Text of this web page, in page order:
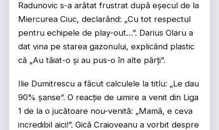
Radunovic s-a arătat frustrat după eșecul de la
Miercurea Ciuc, declarând: „Cu tot respectul
pentru echipele de play-out…”. Darius Olaru a
dat vina pe starea gazonului, explicând plastic
că „Au tăiat-o și au pus-o în alte părți”.
Ilie Dumitrescu a făcut calculele la titlu: „Le dau
90% șanse”. O reacție de uimire a venit din Liga
1 de la o jucătoare nou-venită: „Mamă, e ceva
incredibil aici!”. Gică Craioveanu a vorbit despre